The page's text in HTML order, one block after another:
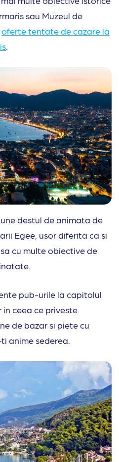
sau Muzeul de
oferte tentate de cazare la
destul de animata de
Egee, usor diferita ca si
cu multe obiective de
pub-urile la capitolul
ceea ce priveste
de bazar si piete cu
anime sederea.